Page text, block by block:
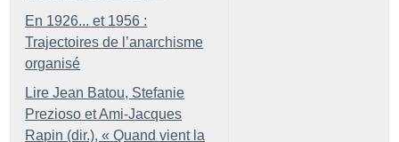
En 1926... et 1956 :
Trajectoires de l’anarchisme
organisé
Lire Jean Batou, Stefanie
Prezioso et Ami-Jacques
Rapin (dir.), « Quand vient la